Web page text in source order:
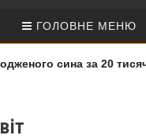
ГОЛОВНЕ МЕНЮ
сина за 20 тисяч